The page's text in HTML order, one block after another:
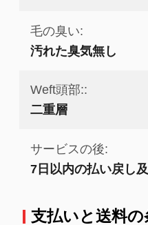
毛の臭い:
汚れた臭気無し
Weft頭部::
二重層
サービスの後:
7日以内の払い戻し
支払いと送料の